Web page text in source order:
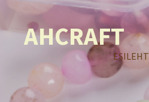
AHCRAFT
ESILEHT